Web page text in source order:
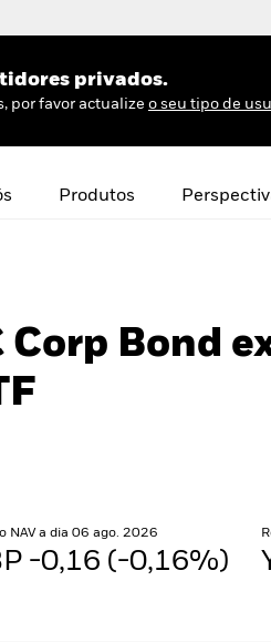
privados.
por favor actualize o seu tipo de
Produtos
Corp Bond
NAV a dia 06 ago. 2026
-0,16 (-0,16%)